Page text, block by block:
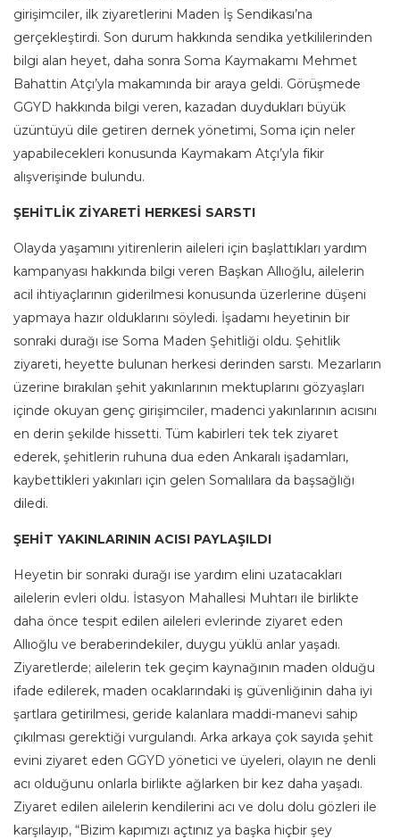
girişimciler, ilk ziyaretlerini Maden İş Sendikası’na
gerçekleştirdi. Son durum hakkında sendika yetkililerinden
bilgi alan heyet, daha sonra Soma Kaymakamı Mehmet
Bahattin Atçı’yla makamında bir araya geldi. Görüşmede
GGYD hakkında bilgi veren, kazadan duydukları büyük
üzüntüyü dile getiren dernek yönetimi, Soma için neler
yapabilecekleri konusunda Kaymakam Atçı’yla fikir
alışverişinde bulundu.
ŞEHİTLİK ZİYARETİ HERKESİ SARSTI
Olayda yaşamını yitirenlerin aileleri için başlattıkları yardım
kampanyası hakkında bilgi veren Başkan Allıoğlu, ailelerin
acil ihtiyaçlarının giderilmesi konusunda üzerlerine düşeni
yapmaya hazır olduklarını söyledi. İşadamı heyetinin bir
sonraki durağı ise Soma Maden Şehitliği oldu. Şehitlik
ziyareti, heyette bulunan herkesi derinden sarstı. Mezarların
üzerine bırakılan şehit yakınlarının mektuplarını gözyaşları
içinde okuyan genç girişimciler, madenci yakınlarının acısını
en derin şekilde hissetti. Tüm kabirleri tek tek ziyaret
ederek, şehitlerin ruhuna dua eden Ankaralı işadamları,
kaybettikleri yakınları için gelen Somalılara da başsağlığı
diledi.
ŞEHİT YAKINLARININ ACISI PAYLAŞILDI
Heyetin bir sonraki durağı ise yardım elini uzatacakları
ailelerin evleri oldu. İstasyon Mahallesi Muhtarı ile birlikte
daha önce tespit edilen aileleri evlerinde ziyaret eden
Allıoğlu ve beraberindekiler, duygu yüklü anlar yaşadı.
Ziyaretlerde; ailelerin tek geçim kaynağının maden olduğu
ifade edilerek, maden ocaklarındaki iş güvenliğinin daha iyi
şartlara getirilmesi, geride kalanlara maddi-manevi sahip
çıkılması gerektiği vurgulandı. Arka arkaya çok sayıda şehit
evini ziyaret eden GGYD yönetici ve üyeleri, olayın ne denli
acı olduğunu onlarla birlikte ağlarken bir kez daha yaşadı.
Ziyaret edilen ailelerin kendilerini acı ve dolu dolu gözleri ile
karşılayıp, “Bizim kapımızı açtınız ya başka hiçbir şey